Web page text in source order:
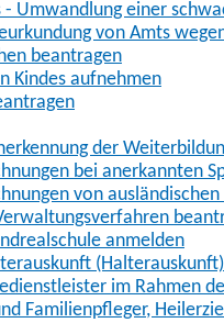
Umwandlung einer
von Amts
beantragen
Kindes aufnehmen
der
bei anerkannten
von
anmelden
im Rahmen
Familienpfleger,